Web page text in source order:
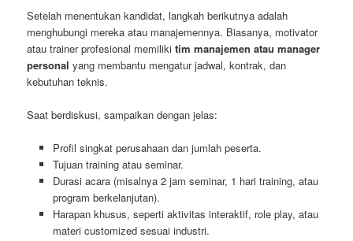
Setelah menentukan kandidat, langkah berikutnya adalah
menghubungi mereka atau manajemennya. Biasanya, motivator
atau trainer profesional memilikitim manajemen atau manager
personal yang membantu mengatur jadwal, kontrak, dan
kebutuhan teknis.
Saat berdiskusi, sampaikan dengan jelas:
Profil singkat perusahaan dan jumlah peserta.
Tujuan training atau seminar.
Durasi acara (misalnya 2 jam seminar, 1 hari training, atau
program berkelanjutan).
Harapan khusus, seperti aktivitas interaktif, role play, atau
materi customized sesuai industri.